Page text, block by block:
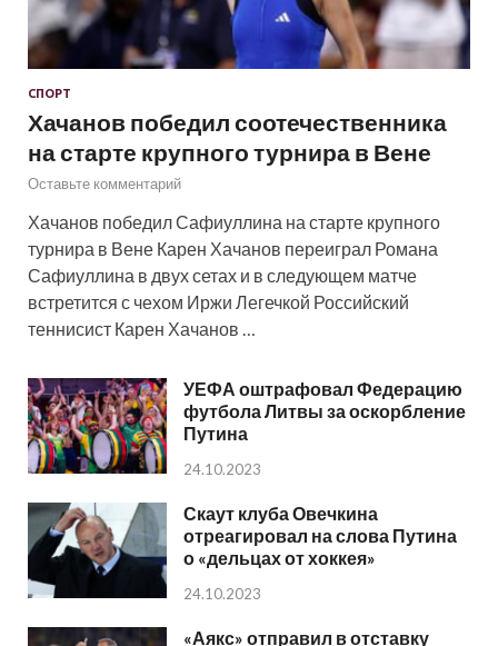
СПОРТ
Хачанов победил соотечественника
на старте крупного турнира в Вене
Оставьте комментарий
Хачанов победил Сафиуллина на старте крупного
турнира в Вене Карен Хачанов переиграл Романа
Сафиуллина в двух сетах и в следующем матче
встретится с чехом Иржи Легечкой Российский
теннисист Карен Хачанов …
УЕФА оштрафовал Федерацию
футбола Литвы за оскорбление
Путина
24.10.2023
Скаут клуба Овечкина
отреагировал на слова Путина
о «дельцах от хоккея»
24.10.2023
«Аякс» отправил в отставку